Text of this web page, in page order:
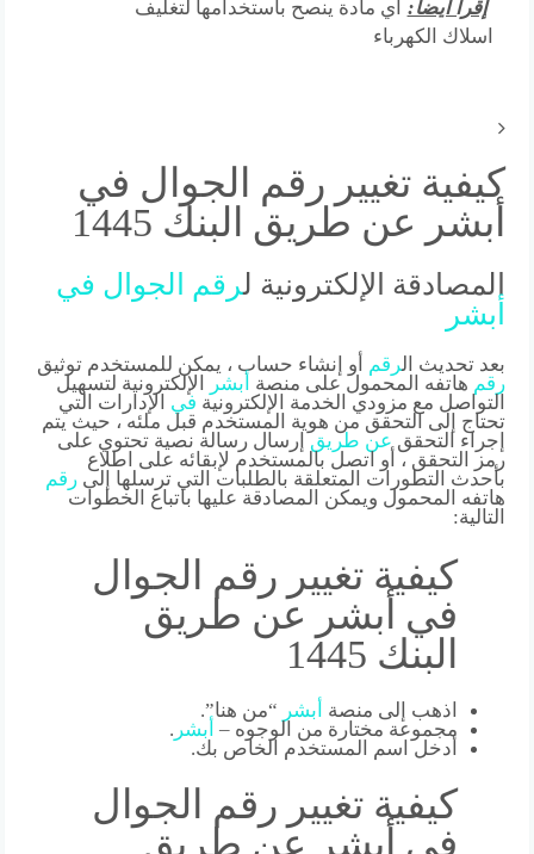
إقرأ أيضا:
اي مادة ينصح باستخدامها لتغليف
اسلاك الكهرباء
كيفية تغيير رقم الجوال في
أبشر عن طريق البنك 1445
المصادقة الإلكترونية لرقم الجوال في
أبشر
بعد تحديث ال رقم
أو إنشاء حساب ، يمكن للمستخدم توثيق
رقم هاتفه المحمول على منصة أبشر
الإلكترونية لتسهيل
التواصل مع مزودي الخدمة الإلكترونية في الإدارات التي
تحتاج إلى التحقق من هوية المستخدم قبل ملئه ، حيث يتم
إجراء التحقق عن طريق
إرسال رسالة نصية تحتوي على
رمز التحقق ، أو اتصل بالمستخدم لإبقائه على اطلاع
بأحدث التطورات المتعلقة بالطلبات التي ترسلها إلىرقم
هاتفه المحمول ويمكن المصادقة عليها باتباع الخطوات
التالية:
كيفية تغيير رقم الجوال
في أبشر عن طريق
البنك 1445
اذهب إلى منصة أبشر
“من هنا”.
مجموعة مختارة من الوجوه –
أبشر .
أدخل اسم المستخدم الخاص بك.
كيفية تغيير رقم الجوال
في أبشر عن طريق